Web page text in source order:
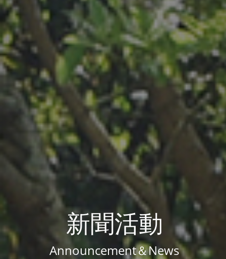
新聞活動
Announcement＆News